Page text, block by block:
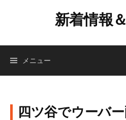
ン
新着情報
メニュー
四ツ谷でウーバ